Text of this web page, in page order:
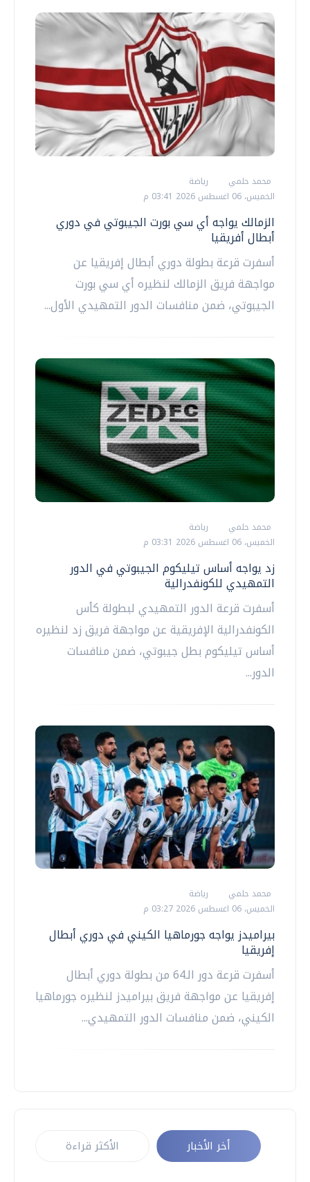
محمد حلمي
رياضة
الخميس، 06 اغسطس 2026 03:41 م
الزمالك يواجه أي سي بورت الجيبوتي في دوري
أبطال أفريقيا
أسفرت قرعة بطولة دوري أبطال إفريقيا عن
مواجهة فريق الزمالك لنظيره أي سي بورت
الجيبوتي، ضمن منافسات الدور التمهيدي الأول...
محمد حلمي
رياضة
الخميس، 06 اغسطس 2026 03:31 م
زد يواجه أساس تيليكوم الجيبوتي في الدور
التمهيدي للكونفدرالية
أسفرت قرعة الدور التمهيدي لبطولة كأس
الكونفدرالية الإفريقية عن مواجهة فريق زد لنظيره
أساس تيليكوم بطل جيبوتي، ضمن منافسات
الدور...
محمد حلمي
رياضة
الخميس، 06 اغسطس 2026 03:27 م
بيراميدز يواجه جورماهيا الكيني في دوري أبطال
إفريقيا
أسفرت قرعة دور الـ64 من بطولة دوري أبطال
إفريقيا عن مواجهة فريق بيراميدز لنظيره جورماهيا
الكيني، ضمن منافسات الدور التمهيدي...
أخر الأخبار الأكثر قراءة